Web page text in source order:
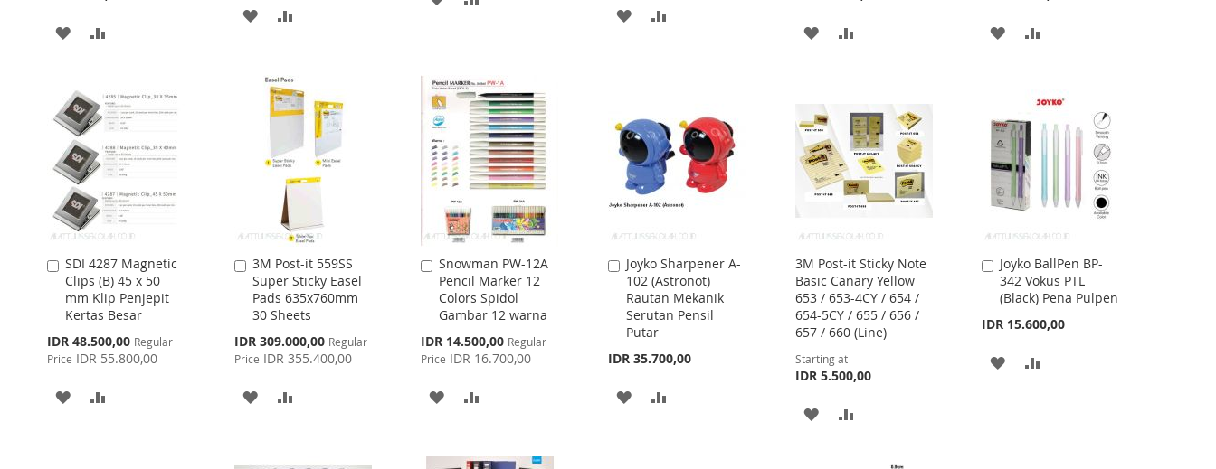
ADD
WISH
LIST
COMPARE
ADD
WISH
LIST
COMPARE
LIST
ADD
ADD
LIST
ADD
WISH
LIST
COMPARE
SDI 4287 Magnetic
Clips (B) 45 x 50
mm Klip Penjepit
Kertas Besar
Special
Price
IDR 48.500,00 Regular
Price IDR 55.800,00
Add
to
Cart
ADD
3M Post-it 559SS
Super Sticky Easel
Pads 635x760mm
30 Sheets
Special
Price
IDR 309.000,00 Regular
Price IDR 355.400,00
Add
to
Cart
ADD
Snowman PW-12A
Pencil Marker 12
Colors Spidol
Gambar 12 warna
Special
Price
IDR 14.500,00 Regular
Price IDR 16.700,00
Add
to
Cart
ADD
WISHCOMPARE
Joyko Sharpener A-
102 (Astronot)
Rautan Mekanik
Serutan Pensil
Putar
IDR 35.700,00
Add
to
Cart
ADD
3M Post-it Sticky Note
Basic Canary Yellow
653 / 653-4CY / 654 /
654-5CY / 655 / 656 /
657 / 660 (Line)
Starting at
IDR 5.500,00
ADD
Joyko BallPen BP-
342 Vokus PTL
(Black) Pena Pulpen
IDR 15.600,00
Add
to
Cart
ADD